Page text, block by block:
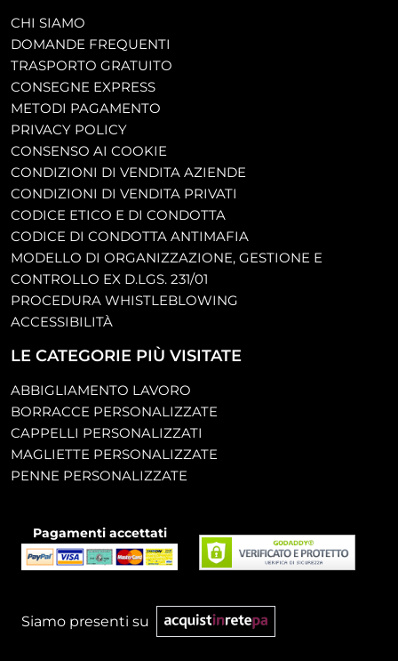
CHI SIAMO
DOMANDE FREQUENTI
TRASPORTO GRATUITO
CONSEGNE EXPRESS
METODI PAGAMENTO
PRIVACY POLICY
CONSENSO AI COOKIE
CONDIZIONI DI VENDITA AZIENDE
CONDIZIONI DI VENDITA PRIVATI
CODICE ETICO E DI CONDOTTA
CODICE DI CONDOTTA ANTIMAFIA
MODELLO DI ORGANIZZAZIONE, GESTIONE E
CONTROLLO EX D.LGS. 231/01
PROCEDURA WHISTLEBLOWING
ACCESSIBILITÀ
LE CATEGORIE PIÙ VISITATE
ABBIGLIAMENTO LAVORO
BORRACCE PERSONALIZZATE
CAPPELLI PERSONALIZZATI
MAGLIETTE PERSONALIZZATE
PENNE PERSONALIZZATE
Pagamenti accettati
Siamo presenti su